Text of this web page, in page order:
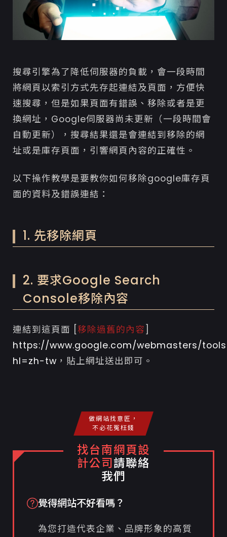
搜尋引擎為了降低伺服器的負載，會一段時間
將網頁以索引方式先存起連結及頁面，方便快
速搜尋，但是如果頁面有錯誤、移除或者是更
換網址，Google伺服器尚未更新（一段時間會
自動更新），搜尋結果還是會連結到移除的網
址或是庫存頁面，引響網頁內容的正確性。
以下操作教學是要教你如何移除google庫存頁
面的資料及錯誤連結：
1. 先移除網頁
2. 要求Google Search
Console移除內容
連結到這頁面 [ 移除過舊的內容
https://www.google.com/webmasters/
hl=zh-tw ，貼上網址送出即可。
做網站找意匠，
不必花冤枉錢
找台南網頁設
計公司請聯絡
我們
覺得網站不好看嗎？
為您打造代表企業、品牌形象的高質